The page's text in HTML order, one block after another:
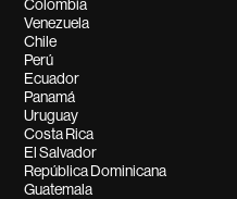
Colombia
Venezuela
Chile
Perú
Ecuador
Panamá
Uruguay
Costa Rica
El Salvador
República Dominicana
Guatemala